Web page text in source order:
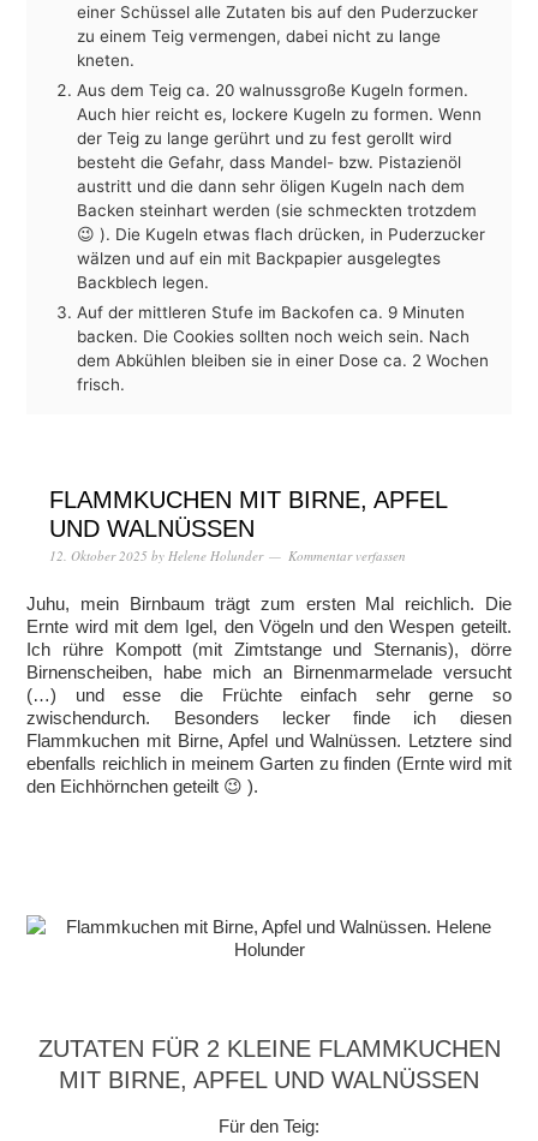
einer Schüssel alle Zutaten bis auf den Puderzucker
zu einem Teig vermengen, dabei nicht zu lange
kneten.
Aus dem Teig ca. 20 walnussgroße Kugeln formen.
Auch hier reicht es, lockere Kugeln zu formen. Wenn
der Teig zu lange gerührt und zu fest gerollt wird
besteht die Gefahr, dass Mandel- bzw. Pistazienöl
austritt und die dann sehr öligen Kugeln nach dem
Backen steinhart werden (sie schmeckten trotzdem
😉 ). Die Kugeln etwas flach drücken, in Puderzucker
wälzen und auf ein mit Backpapier ausgelegtes
Backblech legen.
Auf der mittleren Stufe im Backofen ca. 9 Minuten
backen. Die Cookies sollten noch weich sein. Nach
dem Abkühlen bleiben sie in einer Dose ca. 2 Wochen
frisch.
FLAMMKUCHEN MIT BIRNE, APFEL
UND WALNÜSSEN
12. Oktober 2025 by Helene Holunder Kommentar verfassen
Juhu, mein Birnbaum trägt zum ersten Mal reichlich. Die
Ernte wird mit dem Igel, den Vögeln und den Wespen geteilt.
Ich rühre Kompott (mit Zimtstange und Sternanis), dörre
Birnenscheiben, habe mich an Birnenmarmelade versucht
(…) und esse die Früchte einfach sehr gerne so
zwischendurch. Besonders lecker finde ich diesen
Flammkuchen mit Birne, Apfel und Walnüssen. Letztere sind
ebenfalls reichlich in meinem Garten zu finden (Ernte wird mit
den Eichhörnchen geteilt 😉 ).
ZUTATEN FÜR 2 KLEINE FLAMMKUCHEN
MIT BIRNE, APFEL UND WALNÜSSEN
Für den Teig: